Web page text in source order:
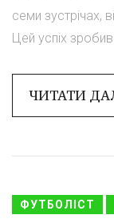
семи зустрічах,
Цей успіх
ЧИТАТИ
ФУТБОЛІСТ